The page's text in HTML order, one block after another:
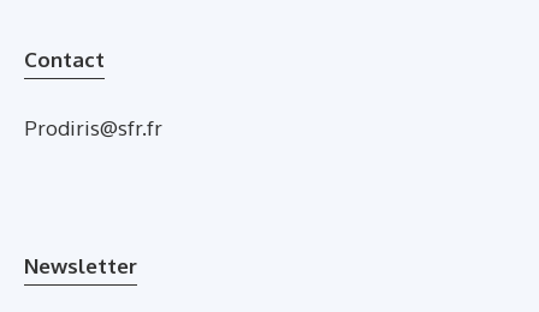
Contact
Prodiris@sfr.fr
Newsletter